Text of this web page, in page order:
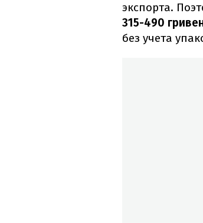
экспорта.
315-490
без учета